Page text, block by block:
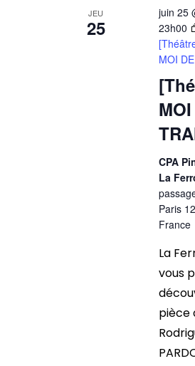
JEU
25
juin 25
23h00
MOI
CPA
La
Paris
France
La
vous
pièce